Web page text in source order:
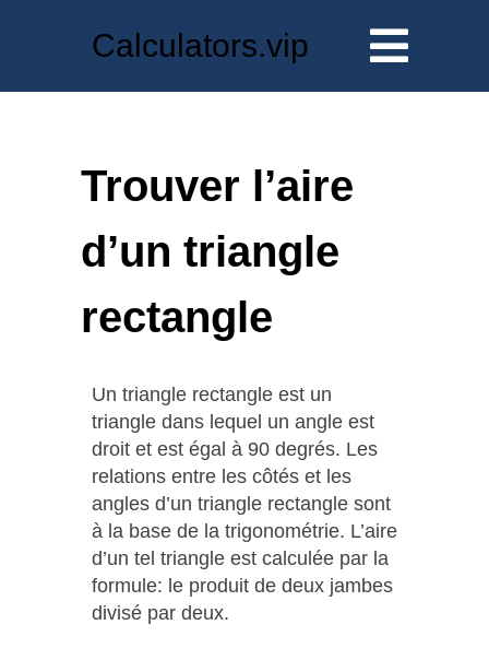
Calculators.vip
Trouver l’aire
d’un triangle
rectangle
Un triangle rectangle est un
triangle dans lequel un angle est
droit et est égal à 90 degrés. Les
relations entre les côtés et les
angles d’un triangle rectangle sont
à la base de la trigonométrie. L’aire
d’un tel triangle est calculée par la
formule: le produit de deux jambes
divisé par deux.